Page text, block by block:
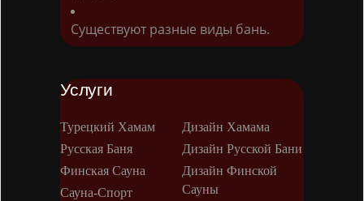
Существуют разные виды бань.
Услуги
Турецкий Хамам
Русская Баня
Финская Сауна
Сауна-Спорт
Дизайн Хамама
Дизайн Русской Бани
Дизайн Финской
Сауны